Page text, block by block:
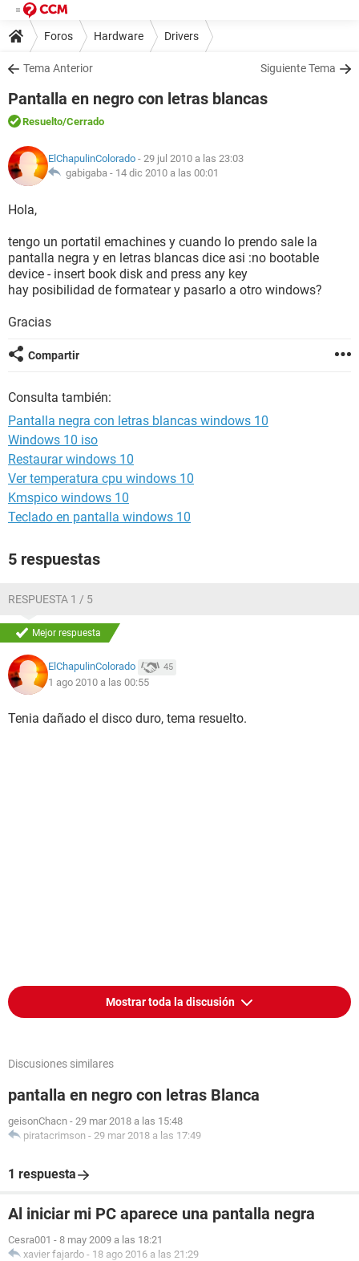
Foros Hardware Drivers
Tema Anterior Siguiente Tema
Pantalla en negro con letras blancas
Resuelto/Cerrado
ElChapulinColorado - 29 jul 2010 a las 23:03
gabigaba - 14 dic 2010 a las 00:01
Hola,
tengo un portatil emachines y cuando lo prendo sale la
pantalla negra y en letras blancas dice asi :no bootable
device - insert book disk and press any key
hay posibilidad de formatear y pasarlo a otro windows?
Gracias
Compartir
Consulta también:
Pantalla negra con letras blancas windows 10
Windows 10 iso
Restaurar windows 10
Ver temperatura cpu windows 10
Kmspico windows 10
Teclado en pantalla windows 10
5 respuestas
RESPUESTA 1 / 5
Mejor respuesta
ElChapulinColorado 45
1 ago 2010 a las 00:55
Tenia dañado el disco duro, tema resuelto.
Mostrar toda la discusión
Discusiones similares
pantalla en negro con letras Blanca
geisonChacn - 29 mar 2018 a las 15:48
piratacrimson - 29 mar 2018 a las 17:49
1 respuesta
Al iniciar mi PC aparece una pantalla negra
Cesra001 - 8 may 2009 a las 18:21
xavier fajardo - 18 ago 2016 a las 21:29